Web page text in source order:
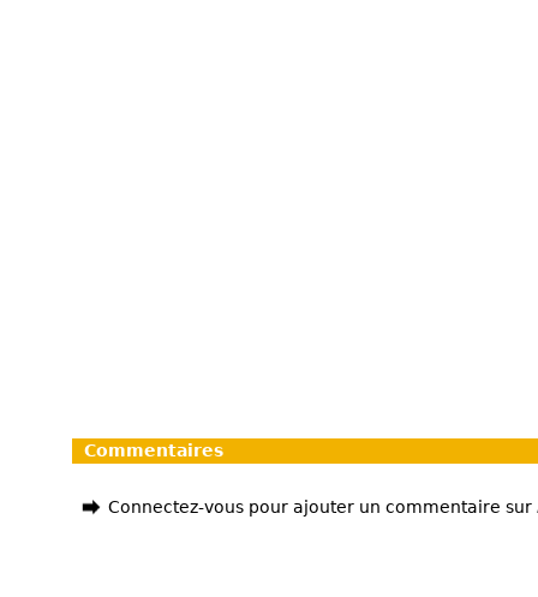
Commentaires
Connectez-vous pour ajouter un commentaire sur